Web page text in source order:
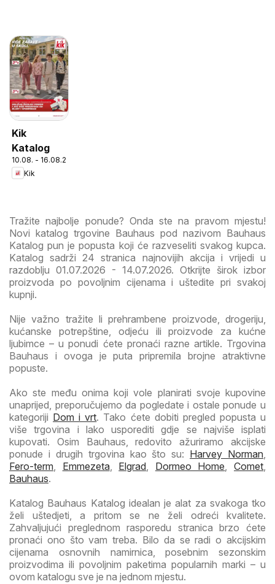
Kik
Katalog
10.08. - 16.08.2026
Kik
Tražite najbolje ponude? Onda ste na pravom mjestu!
Novi katalog trgovine Bauhaus pod nazivom Bauhaus
Katalog pun je popusta koji će razveseliti svakog kupca.
Katalog sadrži 24 stranica najnovijih akcija i vrijedi u
razdoblju 01.07.2026 - 14.07.2026. Otkrijte širok izbor
proizvoda po povoljnim cijenama i uštedite pri svakoj
kupnji.
Nije važno tražite li prehrambene proizvode, drogeriju,
kućanske potrepštine, odjeću ili proizvode za kućne
ljubimce – u ponudi ćete pronaći razne artikle. Trgovina
Bauhaus i ovoga je puta pripremila brojne atraktivne
popuste.
Ako ste među onima koji vole planirati svoje kupovine
unaprijed, preporučujemo da pogledate i ostale ponude u
kategoriji Dom i vrt. Tako ćete dobiti pregled popusta u
više trgovina i lako usporediti gdje se najviše isplati
kupovati. Osim Bauhaus, redovito ažuriramo akcijske
ponude i drugih trgovina kao što su: Harvey Norman,
Fero-term, Emmezeta, Elgrad, Dormeo Home,Comet,
Bauhaus.
Katalog Bauhaus Katalog idealan je alat za svakoga tko
želi uštedjeti, a pritom se ne želi odreći kvalitete.
Zahvaljujući preglednom rasporedu stranica brzo ćete
pronaći ono što vam treba. Bilo da se radi o akcijskim
cijenama osnovnih namirnica, posebnim sezonskim
proizvodima ili povoljnim paketima popularnih marki – u
ovom katalogu sve je na jednom mjestu.